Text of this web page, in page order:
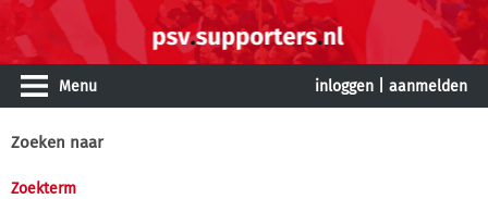
Menu inloggen aanmelden
Zoeken naar
Zoekterm